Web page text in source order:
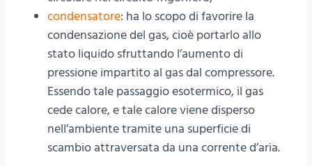
condensatore: ha lo scopo di favorire la
condensazione del gas, cioè portarlo allo
stato liquido sfruttando l’aumento di
pressione impartito al gas dal compressore.
Essendo tale passaggio esotermico, il gas
cede calore, e tale calore viene disperso
nell’ambiente tramite una superficie di
scambio attraversata da una corrente d’aria.